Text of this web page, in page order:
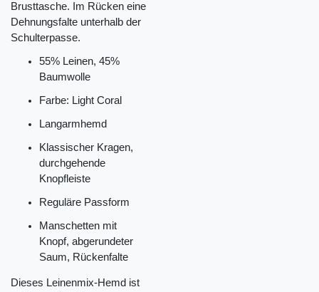
Brusttasche. Im Rücken eine
Dehnungsfalte unterhalb der
Schulterpasse.
55% Leinen, 45%
Baumwolle
Farbe: Light Coral
Langarmhemd
Klassischer Kragen,
durchgehende
Knopfleiste
Reguläre Passform
Manschetten mit
Knopf, abgerundeter
Saum, Rückenfalte
Dieses Leinenmix-Hemd ist